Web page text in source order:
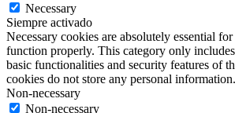
Necessary
Siempre activado
Necessary cookies are absolutely essential
function properly. This category only
basic functionalities and security features of
cookies do not store any personal information.
Non-necessary
Non-necessary